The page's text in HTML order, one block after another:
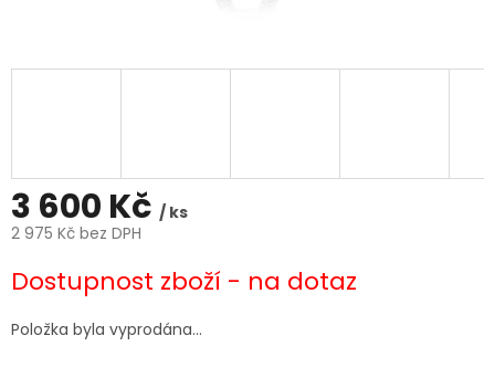
3 600 Kč / ks
2 975 Kč bez DPH
cena:
Dostupnost zboží - na dotaz
Položka byla vyprodána…